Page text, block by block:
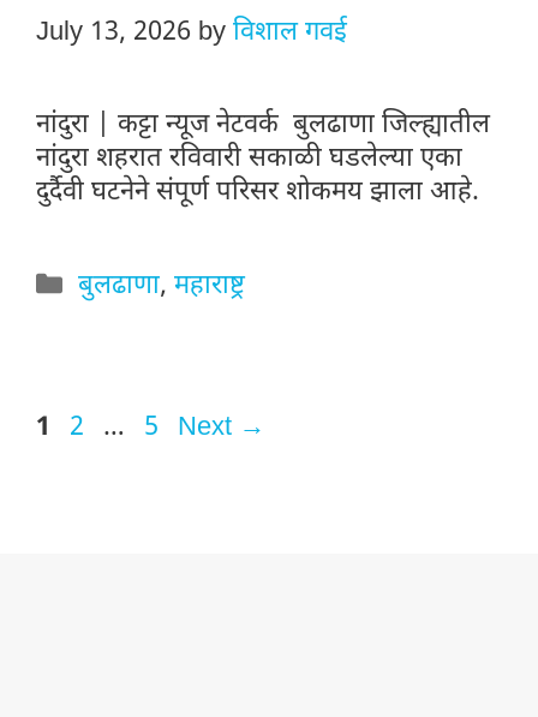
July 13, 2026 by विशाल गवई
नांदुरा | कट्टा न्यूज नेटवर्क बुलढाणा जिल्ह्यातील
नांदुरा शहरात रविवारी सकाळी घडलेल्या एका
दुर्दैवी घटनेने संपूर्ण परिसर शोकमय झाला आहे.
Categories
बुलढाणा,महाराष्ट्र
Page
1 Page
2 … Page
5 Next →